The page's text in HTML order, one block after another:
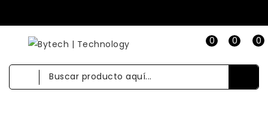
0
0
0